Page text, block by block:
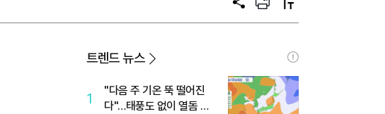
공
프
트
텍
트
트렌드 뉴스
1
"다음 주 기온 뚝 떨어진
다"…태풍도 없이 열돔 박